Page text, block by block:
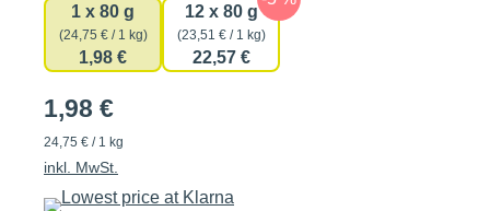
1 x 80 g
(24,75 € / 1 kg)
1,98 €
12 x 80 g
(23,51 € / 1 kg)
22,57 €
1,98 €
24,75 € / 1 kg
inkl. MwSt.